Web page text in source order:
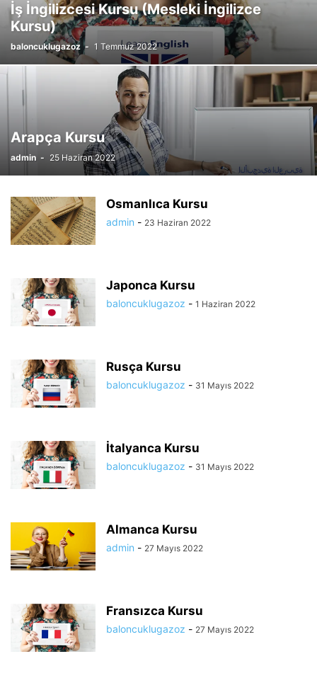
İş İngilizcesi Kursu (Mesleki İngilizce
Kursu)
baloncuklugazoz - 1 Temmuz 2022
Arapça Kursu
admin - 25 Haziran 2022
Osmanlıca Kursu
admin - 23 Haziran 2022
Japonca Kursu
baloncuklugazoz - 1 Haziran 2022
Rusça Kursu
baloncuklugazoz - 31 Mayıs 2022
İtalyanca Kursu
baloncuklugazoz - 31 Mayıs 2022
Almanca Kursu
admin - 27 Mayıs 2022
Fransızca Kursu
baloncuklugazoz - 27 Mayıs 2022